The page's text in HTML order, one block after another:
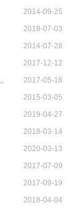
2014-09-25
2018-07-03
2014-07-28
2017-12-12
2017-05-18
2015-03-05
2019-04-27
2018-03-14
2020-03-13
2017-07-09
2017-09-19
2018-04-04